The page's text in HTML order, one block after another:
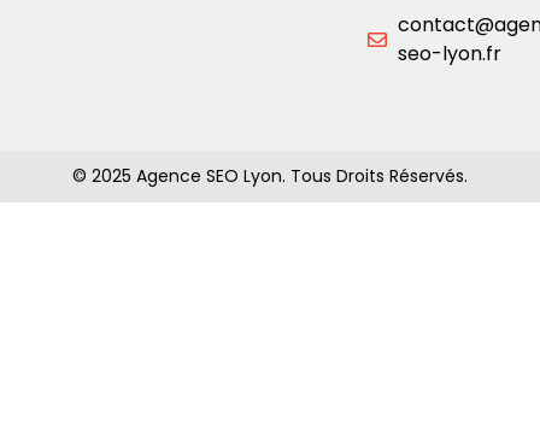
seo-lyon.fr
© 2025 Agence SEO Lyon. Tous Droits Réservés.